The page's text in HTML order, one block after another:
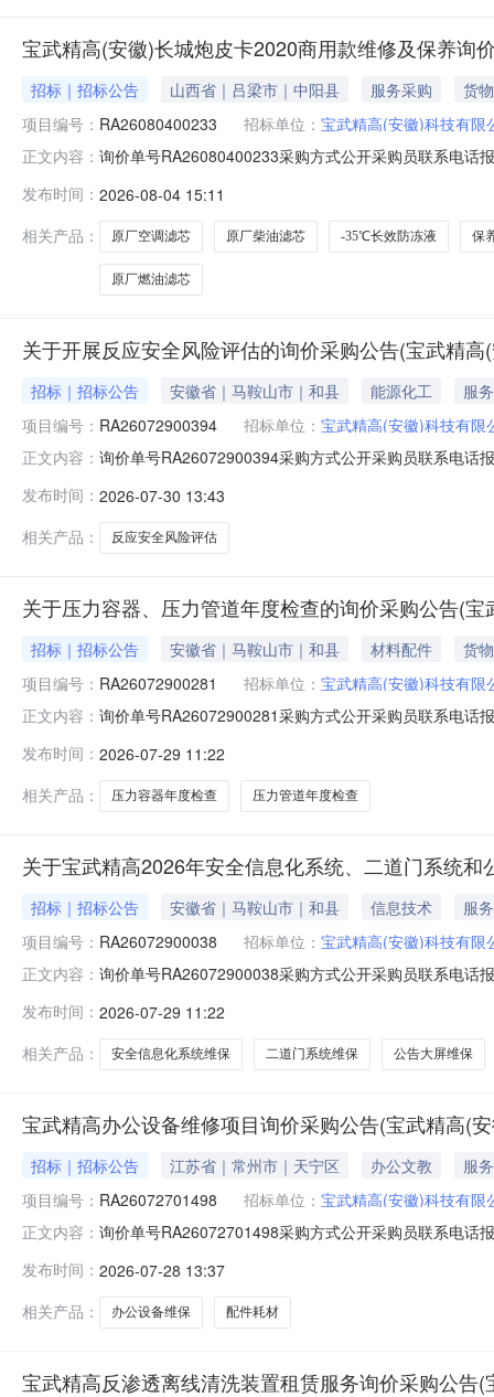
宝武精高(安徽)长城炮皮卡2020商用款维修及保养询
招标｜招标公告 山西省｜吕梁市｜中阳县 服务采购
货物
项目编号： RA26080400233 招标单位： 宝武精高(安徽)科技有限
正文内容： 询价单号RA26080400233采购方式公开采购员联系电话
2027-08-04保养：原厂机油+三滤+柴油滤芯+刹车油+防
发布时间： 2026-08-04 15:11
相关产品：
原厂空调滤芯 原厂柴油滤芯 -35℃长效防冻液 保
原厂燃油滤芯
关于开展反应安全风险评估的询价采购公告(宝武精
招标｜招标公告 安徽省｜马鞍山市｜和县 能源化工
服务
项目编号： RA26072900394 招标单位： 宝武精高(安徽)科技有限
正文内容： 询价单号RA26072900394采购方式公开采购员联系电话
二、保证金额度：0.0元三、商务条款：见附件四、技术
发布时间： 2026-07-30 13:43
相关产品：
反应安全风险评估
关于压力容器、压力管道年度检查的询价采购公告(
招标｜招标公告 安徽省｜马鞍山市｜和县 材料配件
货物
项目编号： RA26072900281 招标单位： 宝武精高(安徽)科技有限
正文内容： 询价单号RA26072900281采购方式公开采购员联系电话
10号二、保证金额度：0.0元三、商务条款：见附件四、
发布时间： 2026-07-29 11:22
相关产品：
压力容器年度检查 压力管道年度检查
关于宝武精高2026年安全信息化系统、二道门系统
招标｜招标公告 安徽省｜马鞍山市｜和县 信息技术
服务
项目编号： RA26072900038 招标单位： 宝武精高(安徽)科技有限
正文内容： 询价单号RA26072900038采购方式公开采购员联系电话
和县经济开发区化工园区华星路10号二、保证金额度：
发布时间： 2026-07-29 11:22
相关产品：
安全信息化系统维保 二道门系统维保 公告大屏维保
宝武精高办公设备维修项目询价采购公告(宝武精高(
招标｜招标公告 江苏省｜常州市｜天宁区 办公文教
服务
项目编号： RA26072701498 招标单位： 宝武精高(安徽)科技有限
正文内容： 询价单号RA26072701498采购方式公开采购员联系电话
材、零配件)仅填报统下浮率，禁止填报单价/总价1.0项
发布时间： 2026-07-28 13:37
相关产品：
办公设备维保 配件耗材
宝武精高反渗透离线清洗装置租赁服务询价采购公告